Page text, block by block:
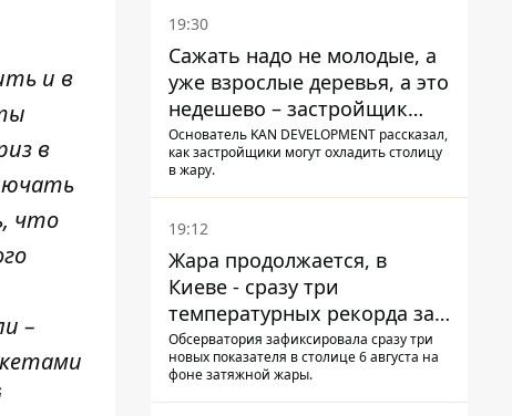
и в
в
что
–
19:30
Сажать надо не молодые, а
уже взрослые деревья, а это
недешево – застройщик
Никонов
Основатель KAN DEVELOPMENT рассказал,
как застройщики могут охладить столицу
в жару.
19:12
Жара продолжается, в
Киеве - сразу три
температурных рекорда за
день
Обсерватория зафиксировала сразу три
новых показателя в столице 6 августа на
фоне затяжной жары.